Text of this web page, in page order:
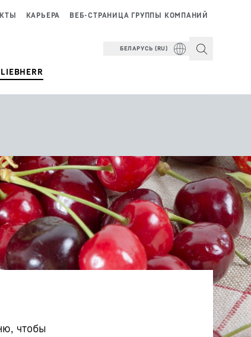
ВЕБ-СТРАНИЦА ГРУППЫ КОМПАНИЙ
КАРЬЕРА
БЕЛАРУСЬ (RU)
чтобы